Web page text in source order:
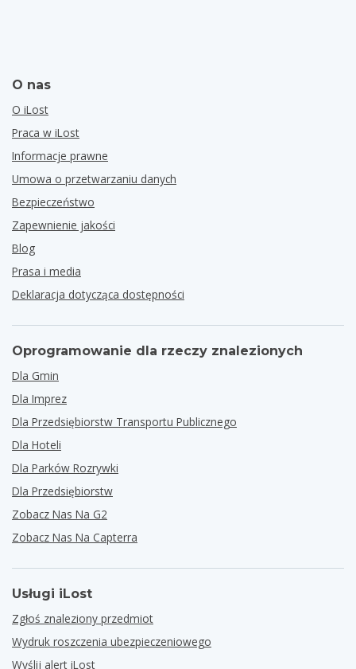
O nas
O iLost
Praca w iLost
Informacje prawne
Umowa o przetwarzaniu danych
Bezpieczeństwo
Zapewnienie jakości
Blog
Prasa i media
Deklaracja dotycząca dostępności
Oprogramowanie dla rzeczy znalezionych
Dla Gmin
Dla Imprez
Dla Przedsiębiorstw Transportu Publicznego
Dla Hoteli
Dla Parków Rozrywki
Dla Przedsiębiorstw
Zobacz Nas Na G2
Zobacz Nas Na Capterra
Usługi iLost
Zgłoś znaleziony przedmiot
Wydruk roszczenia ubezpieczeniowego
Wyślij alert iLost